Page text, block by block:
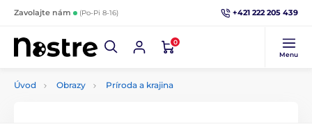
Zavolajte nám (Po-Pi 8-16) +421 222 205 439
0
Menu
Úvod Obrazy Príroda a krajina